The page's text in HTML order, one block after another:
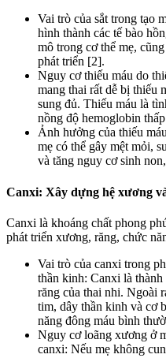
Vai trò của sắt trong tạo
hình thành các tế bào
mô trong cơ thể mẹ,
phát triển [2].
Nguy cơ thiếu máu do
mang thai rất dễ bị thiếu
sung đủ. Thiếu máu là
nồng độ hemoglobin
Ảnh hưởng của thiếu
mẹ có thể gây mệt mỏi,
và tăng nguy cơ sinh
Canxi: Xây dựng hệ xương
Canxi là khoáng chất phong
phát triển xương, răng, chức
Vai trò của canxi trong
thần kinh: Canxi là
răng của thai nhi. Ngoài
tim, dây thần kinh và cơ
năng đông máu bình
Nguy cơ loãng xương ở
canxi: Nếu mẹ không